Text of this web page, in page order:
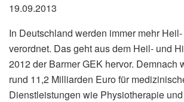
19.09.2013
In Deutschland werden immer mehr
verordnet. Das geht aus dem Heil- und
2012 der Barmer GEK hervor. Demnach
rund 11,2 Milliarden Euro für
Dienstleistungen wie Physiotherapie